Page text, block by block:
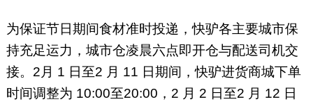
为保证节日期间食材准时投递，快驴各主要城市保
持充足运力，城市仓凌晨六点即开仓与配送司机交
接。2月 1 日至2 月 11 日期间，快驴进货商城下单
时间调整为 10:00至20:00，2 月 2 日至2 月 12 日